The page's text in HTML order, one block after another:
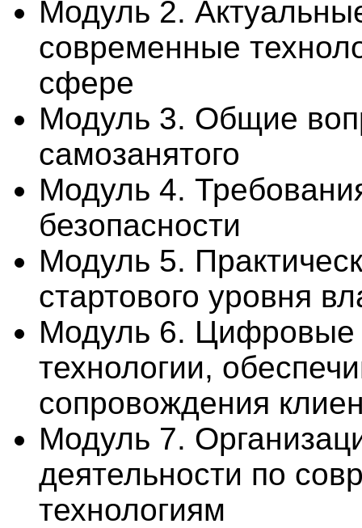
Модуль 2.
современные
сфере
Модуль 3. Общие
самозанятого
Модуль 4.
безопасности
Модуль 5.
стартового уровня
Модуль 6. Цифровые
технологии,
сопровождения
Модуль 7.
деятельности по
технологиям